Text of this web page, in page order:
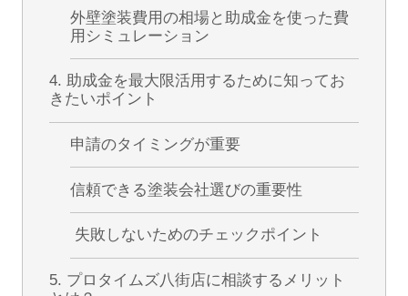
外壁塗装費用の相場と助成金を使った費
用シミュレーション
4. 助成金を最大限活用するために知ってお
きたいポイント
申請のタイミングが重要
信頼できる塗装会社選びの重要性
失敗しないためのチェックポイント
5. プロタイムズ八街店に相談するメリット